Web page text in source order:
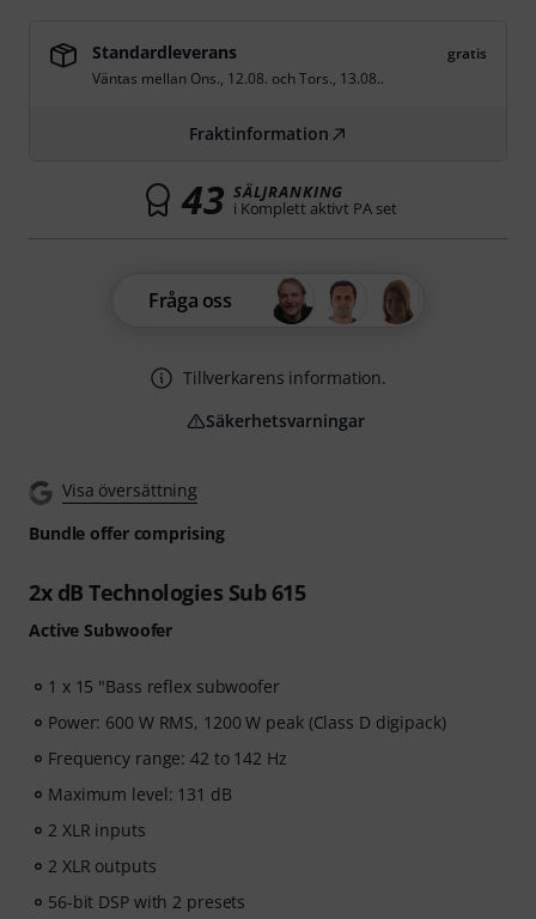
Visa översättning
Bundle offer comprising
2x dB Technologies Sub 615
Active Subwoofer
1 x 15 "Bass reflex subwoofer
Power: 600 W RMS, 1200 W peak (Class D digipack)
Frequency range: 42 to 142 Hz
Maximum level: 131 dB
2 XLR inputs
2 XLR outputs
56-bit DSP with 2 presets
Standardleverans
gratis
Väntas mellan Ons., 12.08. ochTors., 13.08..
Fraktinformation
43 SÄLJRANKING
i Komplett aktivt PA set
Fråga oss
Tillverkarens information.
Säkerhetsvarningar